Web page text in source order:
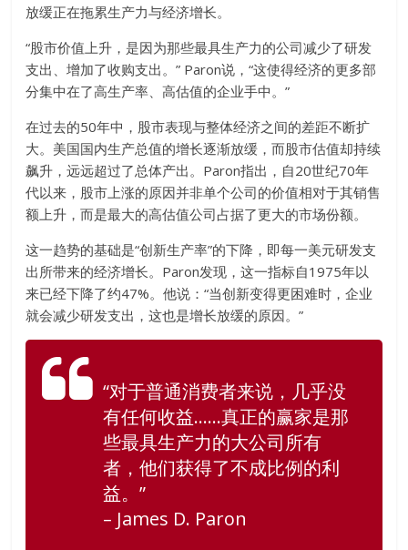
放缓正在拖累生产力与经济增长。
“股市价值上升，是因为那些最具生产力的公司减少了研发
支出、增加了收购支出。” Paron说，“这使得经济的更多部
分集中在了高生产率、高估值的企业手中。”
在过去的50年中，股市表现与整体经济之间的差距不断扩
大。美国国内生产总值的增长逐渐放缓，而股市估值却持续
飙升，远远超过了总体产出。Paron指出，自20世纪70年
代以来，股市上涨的原因并非单个公司的价值相对于其销售
额上升，而是最大的高估值公司占据了更大的市场份额。
这一趋势的基础是“创新生产率”的下降，即每一美元研发支
出所带来的经济增长。Paron发现，这一指标自1975年以
来已经下降了约47%。他说：“当创新变得更困难时，企业
就会减少研发支出，这也是增长放缓的原因。”
“对于普通消费者来说，几乎没
有任何收益……真正的赢家是那
些最具生产力的大公司所有
者，他们获得了不成比例的利
益。”
– James D. Paron